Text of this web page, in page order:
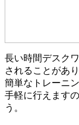
長い時間デスク
されることがあ
簡単なトレーニ
手軽に行えます
う。